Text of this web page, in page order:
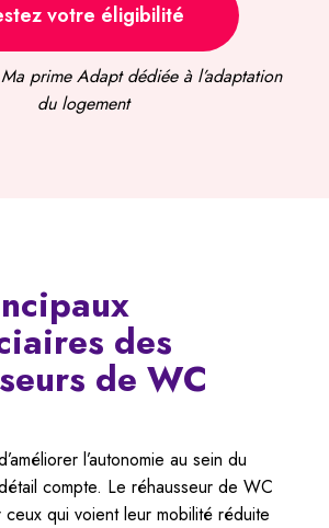
votre éligibilité
prime Adapt dédiée à l’adaptation
du logement
des
de WC
l’autonomie au sein du
compte. Le réhausseur de WC
qui voient leur mobilité réduite